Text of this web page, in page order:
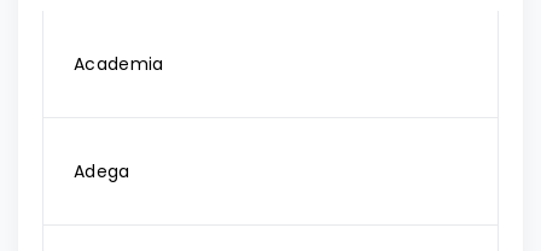
Academia
Adega